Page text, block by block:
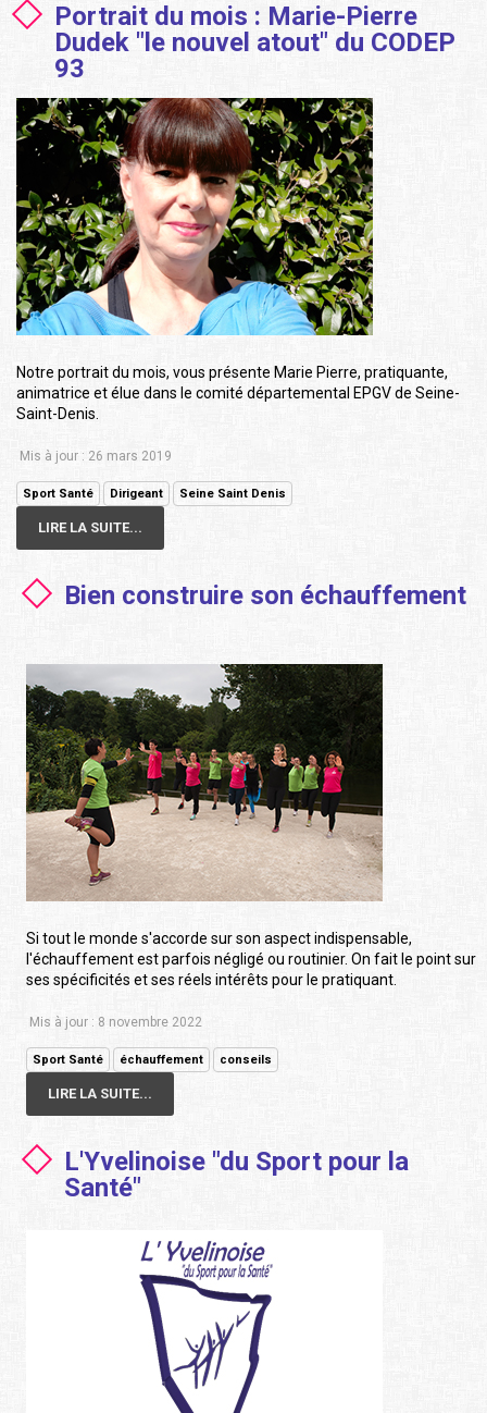
Portrait du mois : Marie-Pierre
Dudek "le nouvel atout" du CODEP
93
Notre portrait du mois, vous présente Marie Pierre, pratiquante,
animatrice et élue dans le comité départemental EPGV de Seine-
Saint-Denis.
Mis à jour : 26 mars 2019
Sport Santé Dirigeant Seine Saint Denis
LIRE LA SUITE...
Bien construire son échauffement
Si tout le monde s'accorde sur son aspect indispensable,
l'échauffement est parfois négligé ou routinier. On fait le point sur
ses spécificités et ses réels intérêts pour le pratiquant.
Mis à jour : 8 novembre 2022
Sport Santé échauffement conseils
LIRE LA SUITE...
L'Yvelinoise "du Sport pour la
Santé"